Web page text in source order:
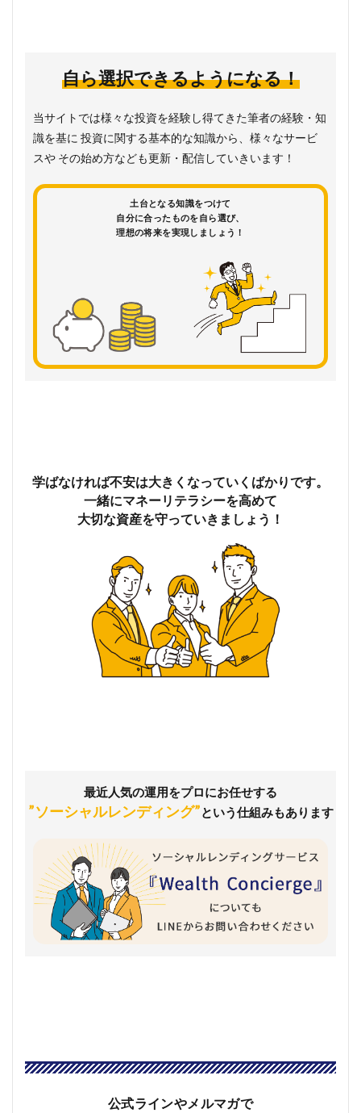
自ら選択できるようになる！
当サイトでは様々な投資を経験し得てきた筆者の経験・知
識を基に 投資に関する基本的な知識から、様々なサービ
スや その始め方なども更新・配信していきいます！
土台となる知識をつけて
自分に合ったものを自ら選び、
理想の将来を実現しましょう！
学ばなければ不安は大きくなっていくばかりです。
一緒にマネーリテラシーを高めて
大切な資産を守っていきましょう！
最近人気の運用をプロにお任せする
”ソーシャルレンディング”という仕組みもあります
公式ラインやメルマガで